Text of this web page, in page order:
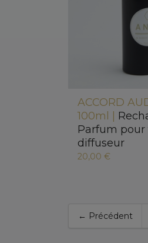
ACCORD
100ml |
Parfum pour
diffuseur
20,00 €
← Précédent